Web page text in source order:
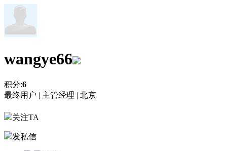
wangye66
积分:6
最终用户 | 主管经理 | 北京
关注TA
发私信